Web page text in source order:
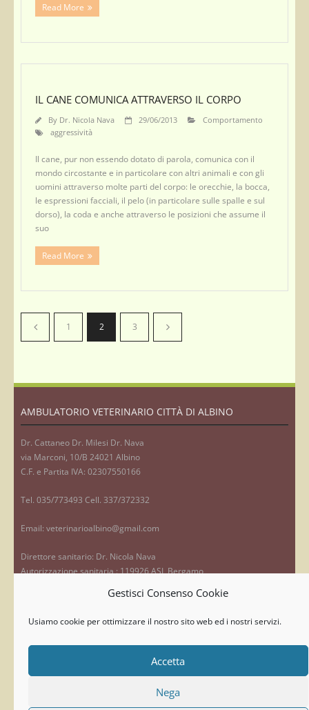
Gestisci Consenso Cookie
Usiamo cookie per ottimizzare il nostro sito web ed i nostri servizi.
Accetta
Nega
Read More
IL CANE COMUNICA ATTRAVERSO IL CORPO
By Dr. Nicola Nava 29/06/2013
Comportamento
aggressività
Il cane, pur non essendo dotato di parola, comunica con il
mondo circostante e in particolare con altri animali e con gli
uomini attraverso molte parti del corpo: le orecchie, la bocca,
le espressioni facciali, il pelo (in particolare sulle spalle e sul
dorso), la coda e anche attraverso le posizioni che assume il
suo
Read More
1 2 3
AMBULATORIO VETERINARIO CITTÀ DI ALBINO
Dr. Cattaneo Dr. Milesi Dr. Nava
via Marconi, 10/B 24021 Albino
C.F. e Partita IVA: 02307550166
Tel. 035/773493 Cell. 337/372332
Email: veterinarioalbino@gmail.com
Direttore sanitario: Dr. Nicola Nava
Autorizzazione sanitaria : 119926 ASL Bergamo
RICERCA NEL SITO